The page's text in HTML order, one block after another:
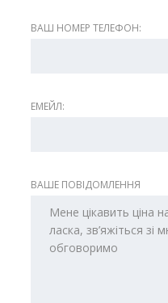
ВАШ НОМЕР ТЕЛЕФОН:
ЕМЕЙЛ:
ВАШЕ ПОВІДОМЛЕННЯ